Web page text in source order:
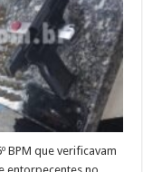
BPM que verificavam